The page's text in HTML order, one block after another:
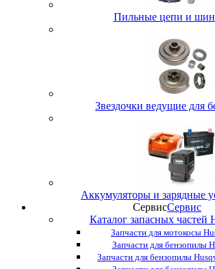
Пильные цепи и
Звездочки ведущие для
Аккумуляторы и зарядные
СервисСервис
Каталог запасных частей
Запчасти для мотокосы
Запчасти для бензопилы
Запчасти для бензопилы